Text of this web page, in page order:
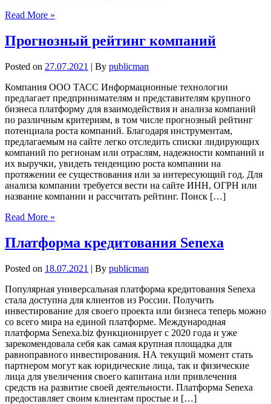
Read More »
Прогнозный рейтинг компаний
Posted on 27.07.2021 | By publicman
Компания ООО ТАСС Информационные технологии
предлагает предпринимателям и представителям крупного
бизнеса платформу для взаимодействия и анализа компаний
по различным критериям, в том числе прогнозный рейтинг
потенциала роста компаний. Благодаря инструментам,
предлагаемым на сайте легко отследить списки лидирующих
компаний по регионам или отраслям, надежности компаний и
их выручки, увидеть тенденцию роста компании на
протяжении ее существования или за интересующий год. Для
анализа компании требуется вести на сайте ИНН, ОГРН или
название компании и рассчитать рейтинг. Поиск […]
Read More »
Платформа кредитования Senexa
Posted on 18.07.2021 | By publicman
Популярная универсальная платформа кредитования Senexa
стала доступна для клиентов из России. Получить
инвестирование для своего проекта или бизнеса теперь можно
со всего мира на единой платформе. Международная
платформа Senexa.biz функционирует с 2020 года и уже
зарекомендовала себя как самая крупная площадка для
равноправного инвестирования. НА текущий момент стать
партнером могут как юридические лица, так и физические
лица для увеличения своего капитана или привлечения
средств на развитие своей деятельности. Платформа Senexa
предоставляет своим клиентам простые и […]